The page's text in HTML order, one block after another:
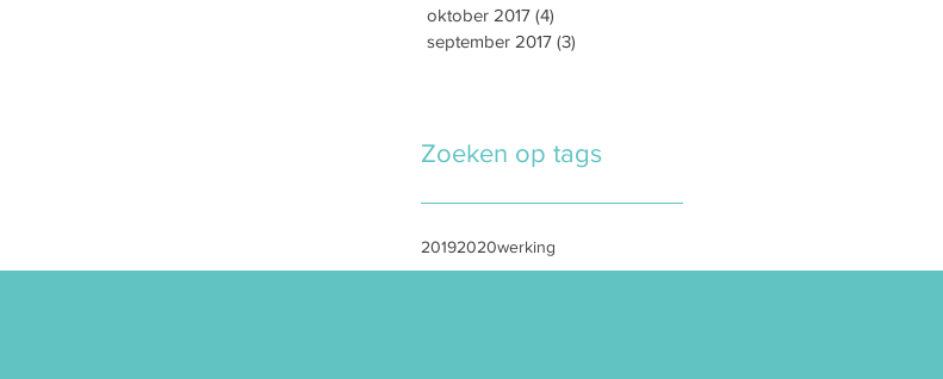
oktober 2017 (4)
september 2017 (3)
Zoeken op tags
20192020werking